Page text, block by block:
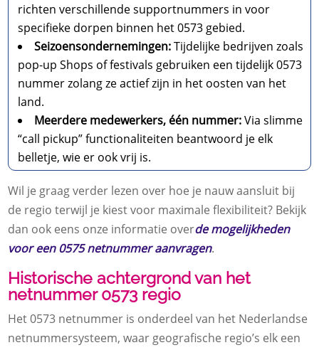
richten verschillende supportnummers in voor
specifieke dorpen binnen het 0573 gebied.
Seizoensondernemingen:Tijdelijke bedrijven zoals
pop-up Shops of festivals gebruiken een tijdelijk 0573
nummer zolang ze actief zijn in het oosten van het
land.
Meerdere medewerkers, één nummer:Via slimme
“call pickup” functionaliteiten beantwoord je elk
belletje, wie er ook vrij is.
Wil je graag verder lezen over hoe je nauw aansluit bij
de regio terwijl je kiest voor maximale flexibiliteit? Bekijk
dan ook eens onze informatie overde mogelijkheden
voor een 0575 netnummer aanvragen.
Historische achtergrond van het
netnummer 0573 regio
Het 0573 netnummer is onderdeel van het Nederlandse
netnummersysteem, waar geografische regio’s elk een